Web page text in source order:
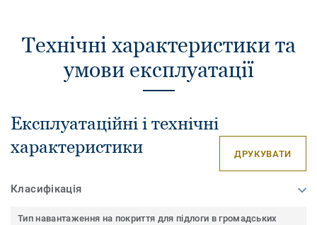
Технічні характеристики та
умови експлуатації
Експлуатаційні і технічні
характеристики
ДРУКУВАТИ
Класифікація
Тип навантаження на покриття для підлоги в громадських